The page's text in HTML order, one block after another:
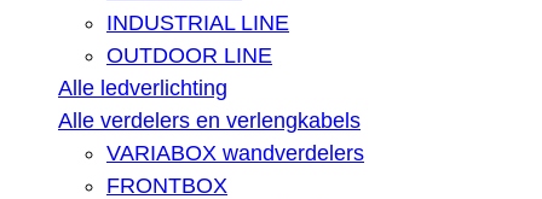
INDUSTRIAL LINE
OUTDOOR LINE
Alle ledverlichting
Alle verdelers en verlengkabels
VARIABOX wandverdelers
FRONTBOX